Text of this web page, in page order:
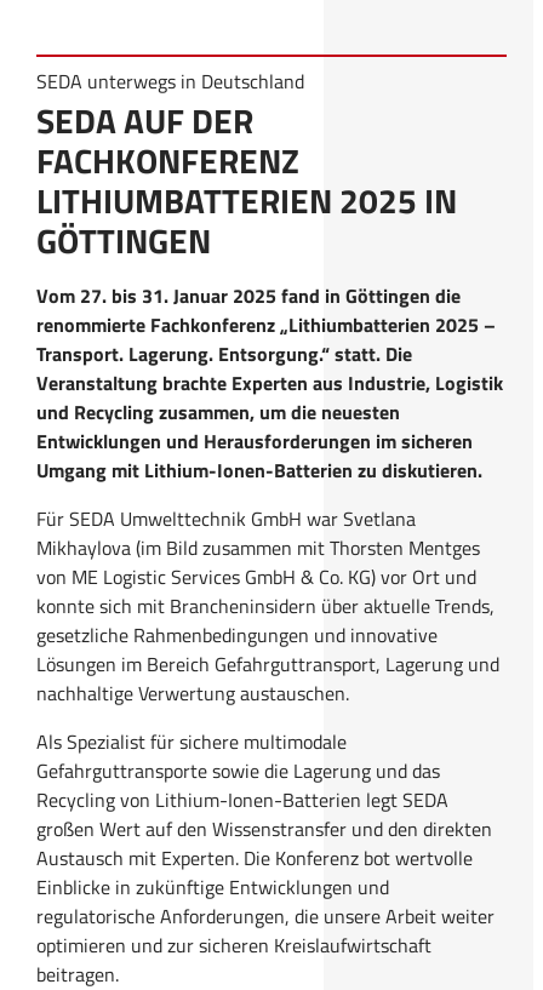
SEDA unterwegs in Deutschland
SEDA AUF DER
FACHKONFERENZ
LITHIUMBATTERIEN 2025 IN
GÖTTINGEN
Vom 27. bis 31. Januar 2025 fand in Göttingen die
renommierte Fachkonferenz „Lithiumbatterien 2025 –
Transport. Lagerung. Entsorgung.“ statt. Die
Veranstaltung brachte Experten aus Industrie, Logistik
und Recycling zusammen, um die neuesten
Entwicklungen und Herausforderungen im sicheren
Umgang mit Lithium-Ionen-Batterien zu diskutieren.
Für SEDA Umwelttechnik GmbH war Svetlana
Mikhaylova (im Bild zusammen mit Thorsten Mentges
von ME Logistic Services GmbH & Co. KG) vor Ort und
konnte sich mit Brancheninsidern über aktuelle Trends,
gesetzliche Rahmenbedingungen und innovative
Lösungen im Bereich Gefahrguttransport, Lagerung und
nachhaltige Verwertung austauschen.
Als Spezialist für sichere multimodale
Gefahrguttransporte sowie die Lagerung und das
Recycling von Lithium-Ionen-Batterien legt SEDA
großen Wert auf den Wissenstransfer und den direkten
Austausch mit Experten. Die Konferenz bot wertvolle
Einblicke in zukünftige Entwicklungen und
regulatorische Anforderungen, die unsere Arbeit weiter
optimieren und zur sicheren Kreislaufwirtschaft
beitragen.